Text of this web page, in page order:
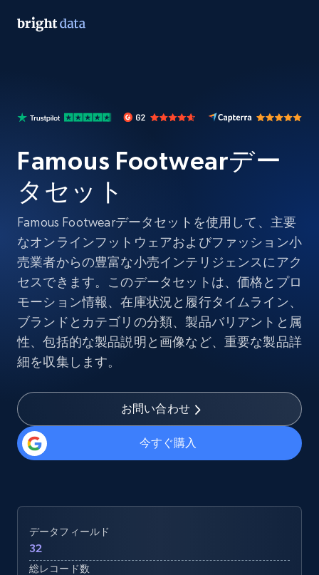
Famous Footwearデー
タセット
Famous Footwearデータセットを使用して、主要
なオンラインフットウェアおよびファッション小
売業者からの豊富な小売インテリジェンスにアク
セスできます。このデータセットは、価格とプロ
モーション情報、在庫状況と履行タイムライン、
ブランドとカテゴリの分類、製品バリアントと属
性、包括的な製品説明と画像など、重要な製品詳
細を収集します。
お問い合わせ
今すぐ購入
データフィールド
32
総レコード数